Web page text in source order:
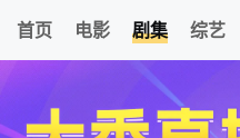
首页 电影 剧集 综艺
我的观影记录
幸福房屋事件簿